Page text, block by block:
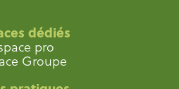
dédiés
pro
Groupe